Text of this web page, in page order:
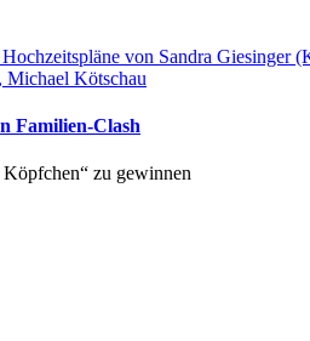
von Sandra Giesinger
Kötschau
Familien-Clash
zu gewinnen